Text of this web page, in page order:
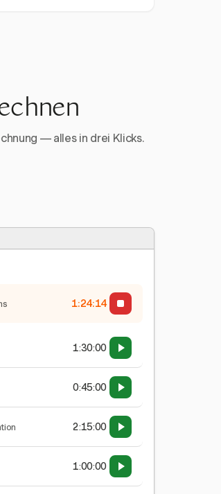
— alles in drei Klicks.
1:24:15
1:30:00
0:45:00
2:15:00
1:00:00